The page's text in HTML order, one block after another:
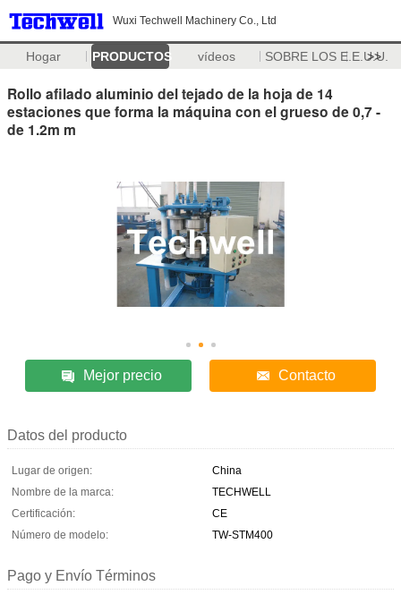
Wuxi Techwell Machinery Co., Ltd
Hogar PRODUCTOS vídeos SOBRE LOS E.E.U.U.
>>
Rollo afilado aluminio del tejado de la hoja de 14
estaciones que forma la máquina con el grueso de 0,7 -
de 1.2m m
Mejor precio Contacto
Datos del producto
Lugar de origen:
China
Nombre de la marca:
TECHWELL
Certificación:
CE
Número de modelo:
TW-STM400
Pago y Envío Términos